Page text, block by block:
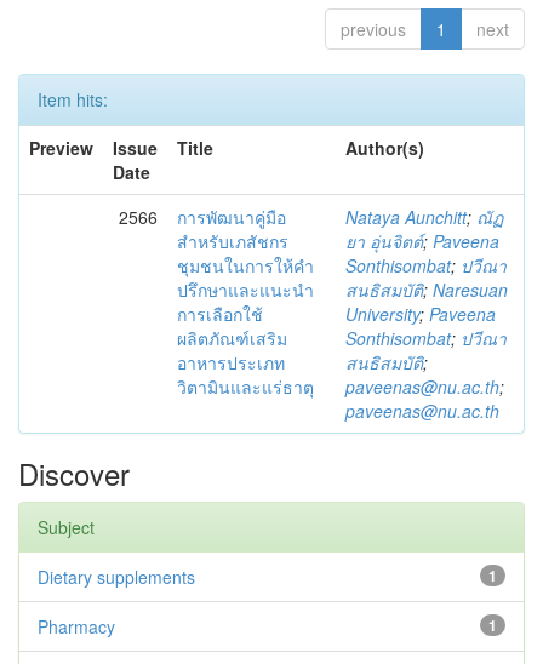
previous 1 next
Item hits:
Preview
Issue
Date
Title Author(s)
2566
การพัฒนาคู่มือ
สำหรับเภสัชกร
ชุมชนในการให้คำ
ปรึกษาและแนะนำ
การเลือกใช้
ผลิตภัณฑ์เสริม
อาหารประเภท
วิตามินและแร่ธาตุ
Nataya Aunchitt; ณัฏ
ยา อุ่นจิตต์; Paveena
Sonthisombat; ปวีณา
สนธิสมบัติ; Naresuan
University; Paveena
Sonthisombat; ปวีณา
สนธิสมบัติ;
paveenas@nu.ac.th;
paveenas@nu.ac.th
Discover
Subject
1
Dietary supplements
1
Pharmacy